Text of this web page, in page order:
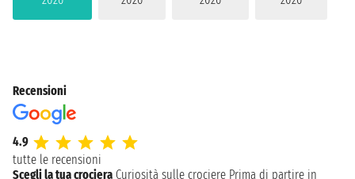
Recensioni
4.9
tutte le recensioni
Scegli la tua crociera Curiosità sulle crociere Prima di partire in